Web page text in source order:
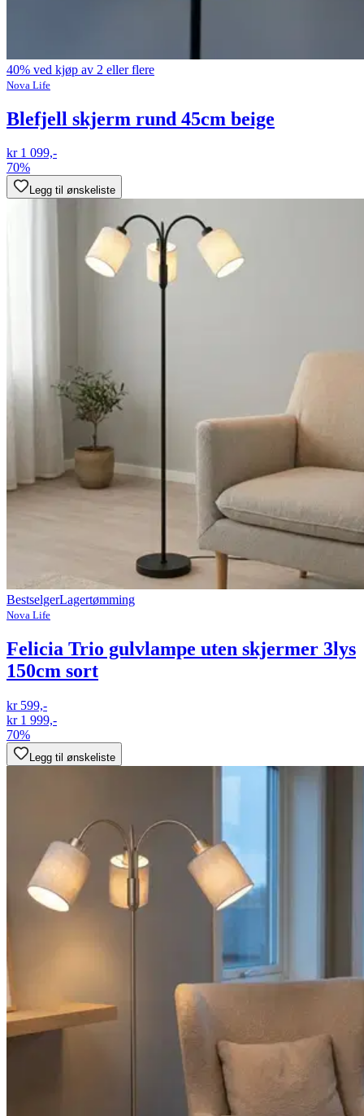
40% ved kjøp av 2 eller flere
Nova Life
Blefjell skjerm rund 45cm beige
kr 1 099,-
70%
Legg til ønskeliste
BestselgerLagertømming
Nova Life
Felicia Trio gulvlampe uten skjermer 3lys
150cm sort
kr 599,-
kr 1 999,-
70%
Legg til ønskeliste